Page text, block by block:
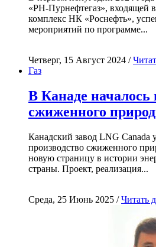
«РН-Пурнефтегаз», входящей
комплекс НК «Роснефть»,
мероприятий по программе...
Четверг, 15 Август 2024 /
Газ
В Канаде началось
сжиженного
Канадский завод LNG Canada
производство сжиженного
новую страницу в истории
страны. Проект, реализация...
Среда, 25 Июнь 2025 /Читать